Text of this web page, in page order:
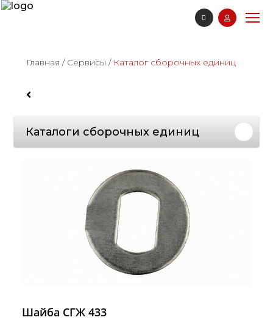
Главная / Сервисы / Каталог сборочных единиц
Каталоги сборочных единиц
Шайба СГЖ 433